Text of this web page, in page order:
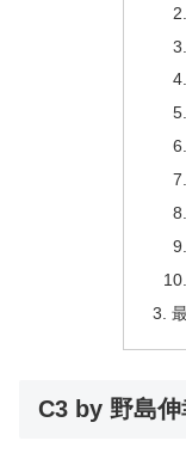
C3 by 野島伸